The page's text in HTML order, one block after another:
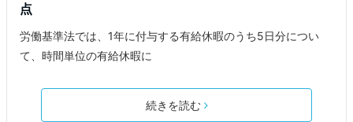
点
労働基準法では、1年に付与する有給休暇のうち5日分につい
て、時間単位の有給休暇に
続きを読む